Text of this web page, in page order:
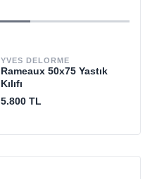
YVES DELORME
Rameaux 50x75 Yastık
Kılıfı
5.800 TL